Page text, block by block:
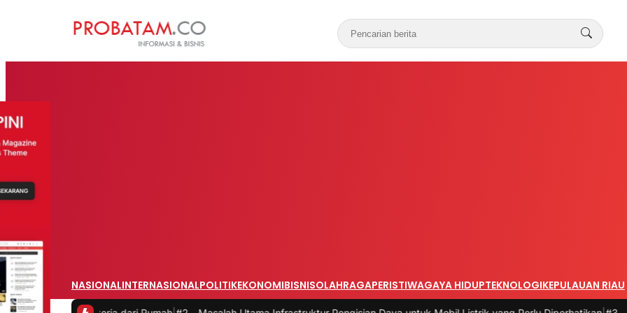
NASIONALINTERNASIONALPOLITIKEKONOMIBISNISOLAHRAGAPERISTIWAGAYA HIDUPTEKNOLOGIKEPULAUAN RIAU